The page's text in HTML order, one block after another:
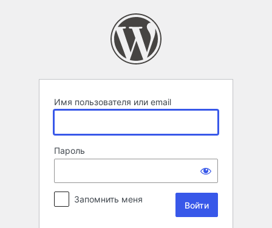
Имя пользователя или email
Пароль
Запомнить меня